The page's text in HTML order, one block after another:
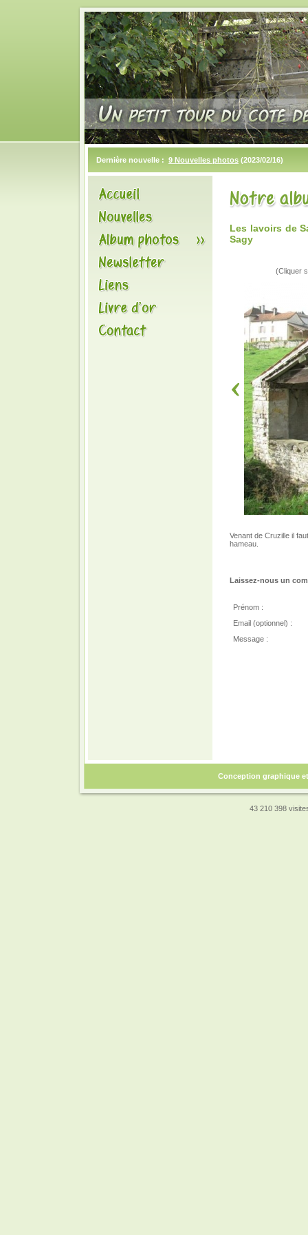
Dernière nouvelle : 9 Nouvelles photos (2023/02/16)
Les lavoirs de
Sagy
(Cliquer
Venant de Cruzille il
hameau.
Laissez-nous un
Prénom :
Email (optionnel) :
Message :
Conception graphique
43 210 398